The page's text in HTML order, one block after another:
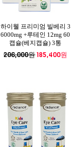
하이웰 프리미엄 빌베리 3
6000mg +루테인 12mg 60
캡슐(베지캡슐) 3통
206,000원185,400원